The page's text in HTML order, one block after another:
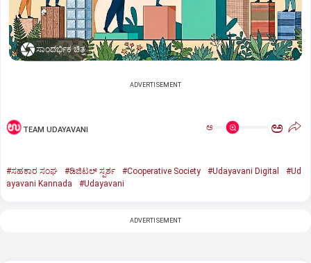
ಸಾಂದರ್ಭಿಕ ಚಿತ್ರ
ADVERTISEMENT
TEAM UDAYAVANI ಅ ಅ
#ಸಹಕಾರ ಸಂಘ #ಡಿಜಿಟಲ್‌ ಸ್ಪರ್ಶ #Cooperative Society #Udayavani Digital
#Ud
ayavani Kannada
#Udayavani
ADVERTISEMENT